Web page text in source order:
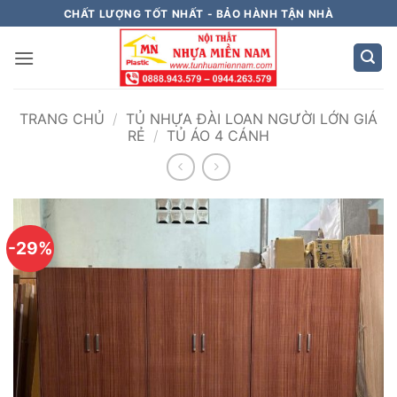
qua
nội
CHẤT LƯỢNG TỐT NHẤT - BẢO HÀNH TẬN NHÀ
TRANG CHỦ / TỦ NHỰA ĐÀI LOAN NGƯỜI LỚN GIÁ
RẺ / TỦ ÁO 4 CÁNH
-29%